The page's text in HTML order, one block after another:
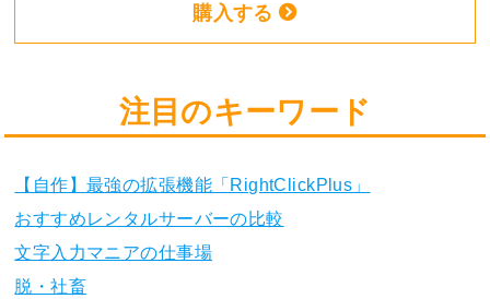
購入する
注目のキーワード
【自作】最強の拡張機能「RightClickPlus」
おすすめレンタルサーバーの比較
文字入力マニアの仕事場
脱・社畜